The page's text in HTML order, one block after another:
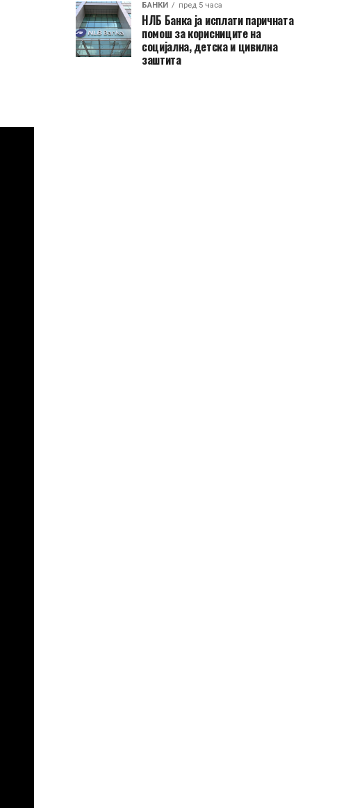
БАНКИ пред 5 часа
НЛБ Банка ја исплати паричната
помош за корисниците на
социјална, детска и цивилна
заштита